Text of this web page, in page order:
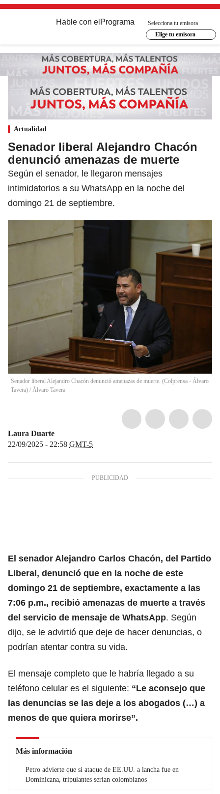
Hable con el Programa
Selecciona tu emisora
Elige tu emisora
Actualidad
Senador liberal Alejandro Chacón
denunció amenazas de muerte
Según el senador, le llegaron mensajes
intimidatorios a su WhatsApp en la noche del
domingo 21 de septiembre.
Senador liberal Alejandro Chacón denunció amenazas de muerte. (Colprensa - Álvaro
Tavera) / Álvaro Tavera
Laura Duarte
22/09/2025 - 22:58 GMT-5
El senador Alejandro Carlos Chacón, del Partido
Liberal, denunció que en la noche de este
domingo 21 de septiembre, exactamente a las
7:06 p.m., recibió amenazas de muerte a través
del servicio de mensaje de WhatsApp. Según
dijo, se le advirtió que deje de hacer denuncias, o
podrían atentar contra su vida.
El mensaje completo que le habría llegado a su
teléfono celular es el siguiente: “Le aconsejo que
las denuncias se las deje a los abogados (…) a
menos de que quiera morirse”.
Más información
Petro advierte que si ataque de EE.UU. a lancha fue en
Dominicana, tripulantes serían colombianos